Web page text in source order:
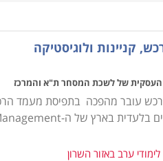
ידע מוקדם, אך עם זאת נדרשת
שכן, ככל שהארגון מורכב
אך נדרשים כישורים אישיים על
תכנים להכנת תכנית רכש,
פעולה עם ספקים תוך הקפדה
קניינות ולוגיסטיקה
של לשכת המסחר ת"א והמרכז
עובר מהפכה בתפיסת מעמד
ערב באזור השרון